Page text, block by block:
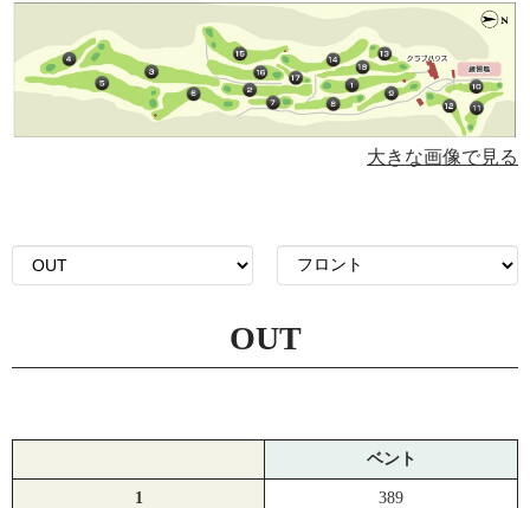
大きな画像で見る
OUT
ベント
1 389